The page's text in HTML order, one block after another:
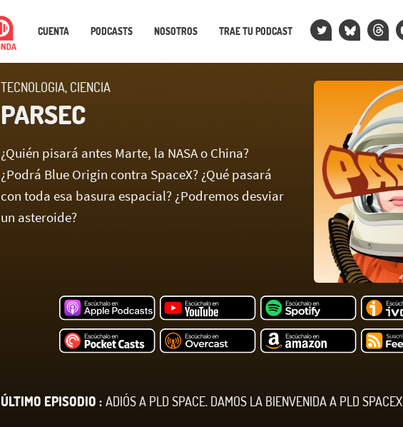
CUENTA PODCASTS NOSOTROS TRAE TU PODCAST
TECNOLOGIA, CIENCIA
PARSEC
¿Quién pisará antes Marte, la NASA o China?
¿Podrá Blue Origin contra SpaceX? ¿Qué pasará
con toda esa basura espacial? ¿Podremos desviar
un asteroide?
ÚLTIMO EPISODIO : ADIÓS A PLD SPACE. DAMOS LA BIENVENIDA A PLD SPACEX